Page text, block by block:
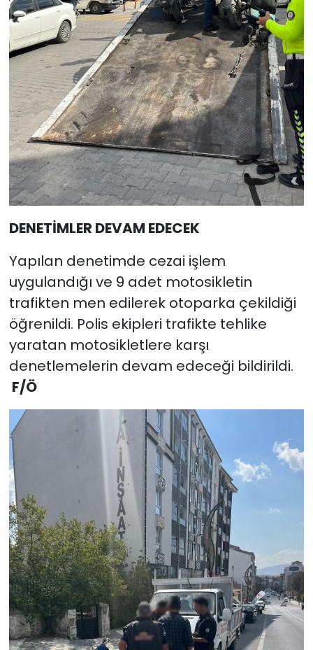
DENETİMLER DEVAM EDECEK
Yapılan denetimde cezai işlem
uygulandığı ve 9 adet motosikletin
trafikten men edilerek otoparka çekildiği
öğrenildi. Polis ekipleri trafikte tehlike
yaratan motosikletlere karşı
denetlemelerin devam edeceği bildirildi.
F/Ö